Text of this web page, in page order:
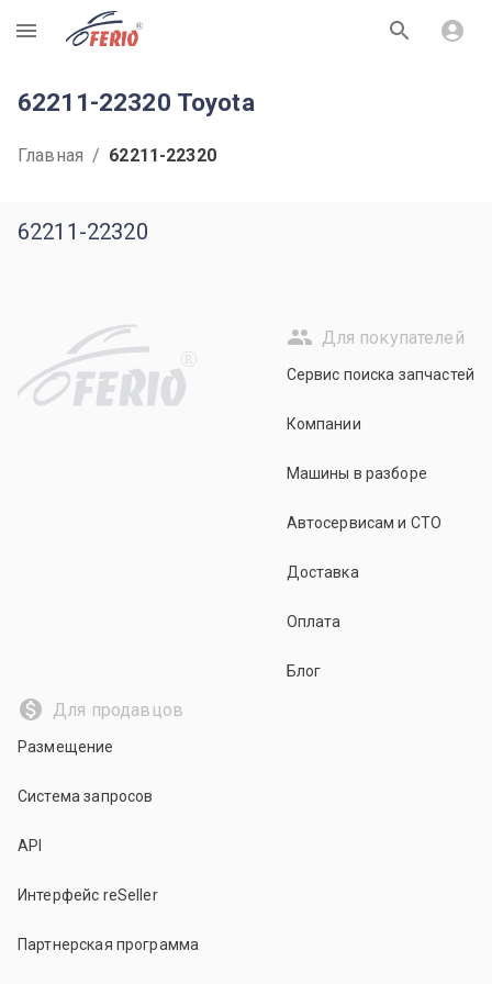
R
62211-22320 Toyota
Главная / 62211-22320
62211-22320
R
Для покупателей
Сервис поиска запчастей
Компании
Машины в разборе
Автосервисам и СТО
Доставка
Оплата
Блог
Для продавцов
Размещение
Система запросов
API
Интерфейс reSeller
Партнерская программа